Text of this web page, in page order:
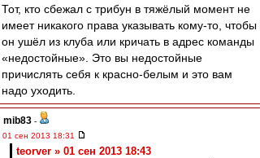
Тот, кто сбежал с трибун в тяжёлый момент не
имеет никакого права указывать кому-то, чтобы
он ушёл из клуба или кричать в адрес команды
«недостойные». Это вы недостойные
причислять себя к красно-белым и это вам
надо уходить.
mib83 -
01 сен 2013 18:31
teorver » 01 сен 2013 18:43